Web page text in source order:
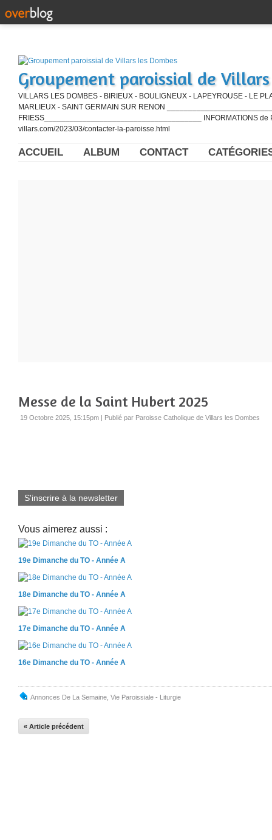
Groupement paroissial de
VILLARS LES DOMBES - BIRIEUX - BOULIGNEUX - LAPEYROUSE - LE
MARLIEUX - SAINT GERMAIN SUR RENON
FRIESS_____________________________________ INFORMATIONS de
villars.com/2023/03/contacter-la-paroisse.html
ACCUEIL ALBUM CONTACT
Messe de la Saint Hubert 2025
19 Octobre 2025, 15:15pm | Publié par Paroisse Catholique de Villars les Dombes
S'inscrire à la newsletter
Vous aimerez aussi :
19e Dimanche du TO - Année A
18e Dimanche du TO - Année A
17e Dimanche du TO - Année A
16e Dimanche du TO - Année A
Annonces De La Semaine Vie Paroissiale - Liturgie
« Article précédent